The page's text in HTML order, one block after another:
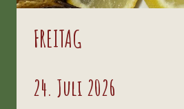
FREITAG
24. Juli 2026